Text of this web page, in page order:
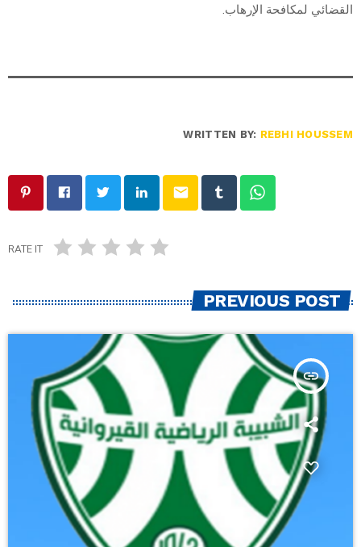
القضائي لمكافحة الإرهاب.
WRITTEN BY: REBHI HOUSSEM
email
RATE IT
PREVIOUS POST
insert_link